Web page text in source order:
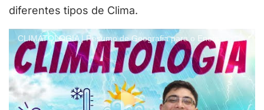
diferentes tipos de Clima.
CLIMATOLOGIA | Resumo de Geografia para o Enem